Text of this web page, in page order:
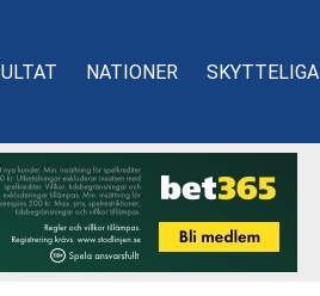
NATIONER SKYTTELIGA